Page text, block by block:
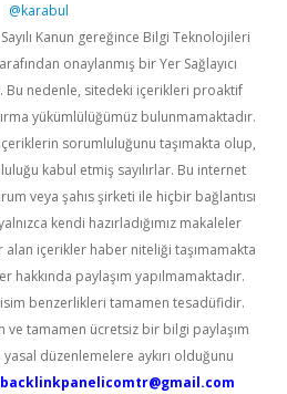
@karabul
Kanun gereğince Bilgi Teknolojileri
onaylanmış bir Yer Sağlayıcı
Bu nedenle, sitedeki içerikleri proaktif
yükümlülüğümüz bulunmamaktadır.
sorumluluğunu taşımakta olup,
kabul etmiş sayılırlar. Bu internet
veya şahıs şirketi ile hiçbir bağlantısı
kendi hazırladığımız makaleler
alan içerikler haber niteliği taşımamakta
hakkında paylaşım yapılmamaktadır.
benzerlikleri tamamen tesadüfidir.
ve tamamen ücretsiz bir bilgi paylaşım
düzenlemelere aykırı olduğunu
backlinkpanelicomtr@gmail.com